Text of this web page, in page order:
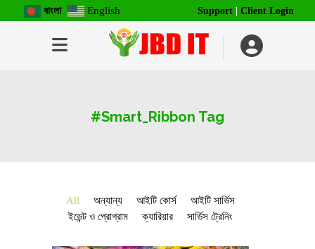
বাংলা English Support Client Login
#Smart_Ribbon Tag
All অন্যান্য আইটি কোর্স
আইটি সার্ভিস
ইভেন্ট ও প্রোগ্রাম
ক্যারিয়ার সার্ভিস ট্রেনিং